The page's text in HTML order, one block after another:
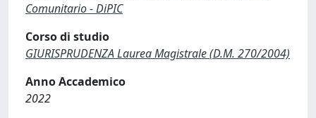
Comunitario - DiPIC
Corso di studio
GIURISPRUDENZA Laurea Magistrale (D.M. 270/2004)
Anno Accademico
2022